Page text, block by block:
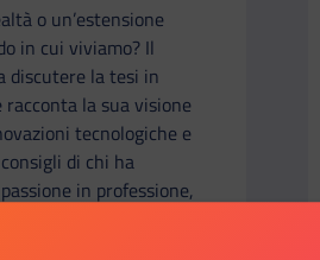
o un’estensione
in cui viviamo? Il
discutere la tesi in
la sua visione
tecnologiche e
di chi ha
in professione,